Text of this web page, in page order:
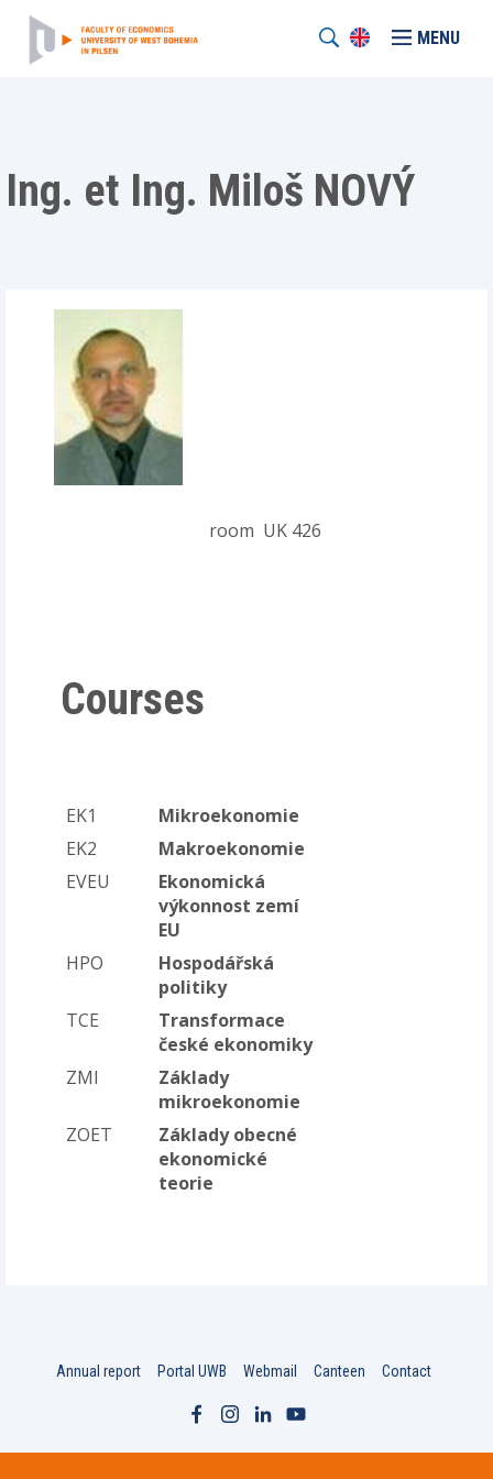
MENU
Ing. et Ing. Miloš NOVÝ
room UK 426
Courses
EK1
Mikroekonomie
EK2
Makroekonomie
EVEU
Ekonomická
výkonnost zemí
EU
HPO
Hospodářská
politiky
TCE
Transformace
české ekonomiky
ZMI
Základy
mikroekonomie
ZOET
Základy obecné
ekonomické
teorie
Annual report Portal UWB Webmail Canteen Contact